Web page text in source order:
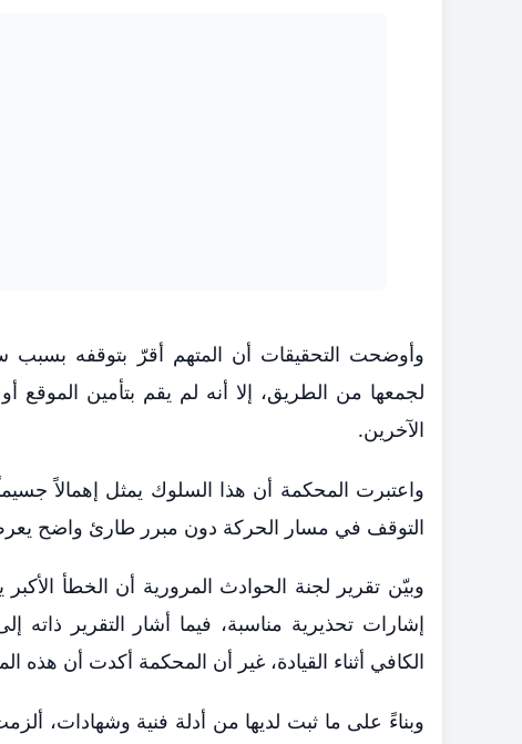
وأوضحت التحقيقات أن المتهم أقرّ بتوقفه
لجمعها من الطريق، إلا أنه لم يقم بتأمين
الآخرين.
واعتبرت المحكمة أن هذا السلوك يمثل إهمالاً
التوقف في مسار الحركة دون مبرر طارئ واضح
وبيّن تقرير لجنة الحوادث المرورية أن الخطأ
إشارات تحذيرية مناسبة، فيما أشار التقرير ذاته
الكافي أثناء القيادة، غير أن المحكمة أكدت أن